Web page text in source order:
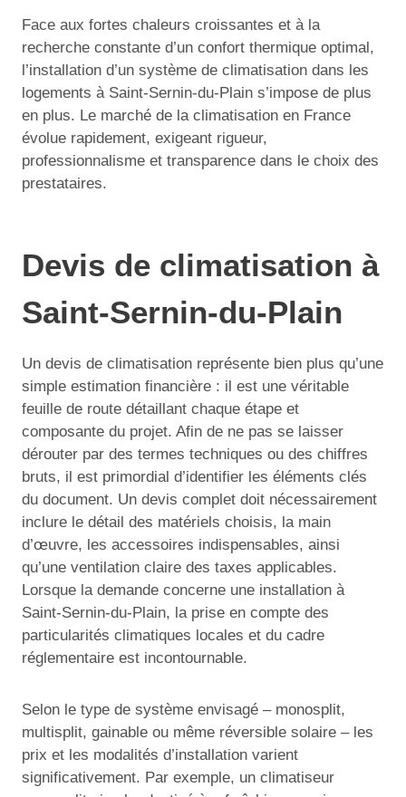
Face aux fortes chaleurs croissantes et à la
recherche constante d’un confort thermique optimal,
l’installation d’un système de climatisation dans les
logements à Saint-Sernin-du-Plain s’impose de plus
en plus. Le marché de la climatisation en France
évolue rapidement, exigeant rigueur,
professionnalisme et transparence dans le choix des
prestataires.
Devis de climatisation à
Saint-Sernin-du-Plain
Un devis de climatisation représente bien plus qu’une
simple estimation financière : il est une véritable
feuille de route détaillant chaque étape et
composante du projet. Afin de ne pas se laisser
dérouter par des termes techniques ou des chiffres
bruts, il est primordial d’identifier les éléments clés
du document. Un devis complet doit nécessairement
inclure le détail des matériels choisis, la main
d’œuvre, les accessoires indispensables, ainsi
qu’une ventilation claire des taxes applicables.
Lorsque la demande concerne une installation à
Saint-Sernin-du-Plain, la prise en compte des
particularités climatiques locales et du cadre
réglementaire est incontournable.
Selon le type de système envisagé – monosplit,
multisplit, gainable ou même réversible solaire – les
prix et les modalités d’installation varient
significativement. Par exemple, un climatiseur